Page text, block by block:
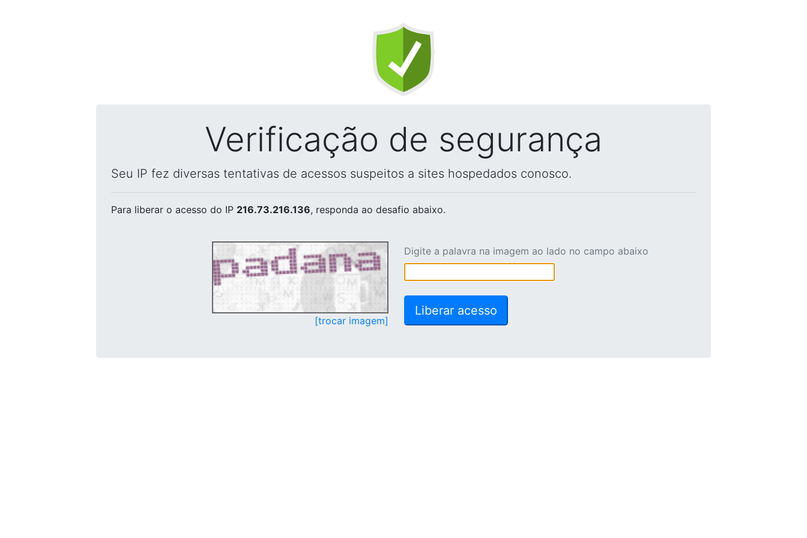
Verificação de segurança
Seu IP fez diversas tentativas de acessos suspeitos a sites hospedados conosco.
Para liberar o acesso do IP 216.73.216.136, responda ao desafio abaixo.
[trocar imagem]
Digite a palavra na imagem ao lado no campo abaixo